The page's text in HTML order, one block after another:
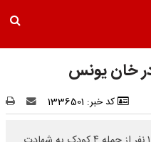
در خان یونس
کد خبر: 1336501